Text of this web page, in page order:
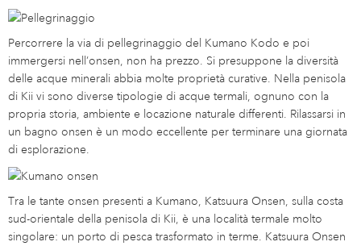
Percorrere la via di pellegrinaggio del Kumano Kodo e poi
immergersi nell’onsen, non ha prezzo. Si presuppone la diversità
delle acque minerali abbia molte proprietà curative. Nella penisola
di Kii vi sono diverse tipologie di acque termali, ognuno con la
propria storia, ambiente e locazione naturale differenti. Rilassarsi in
un bagno onsen è un modo eccellente per terminare una giornata
di esplorazione.
Tra le tante onsen presenti a Kumano, Katsuura Onsen, sulla costa
sud-orientale della penisola di Kii, è una località termale molto
singolare: un porto di pesca trasformato in terme. Katsuura Onsen